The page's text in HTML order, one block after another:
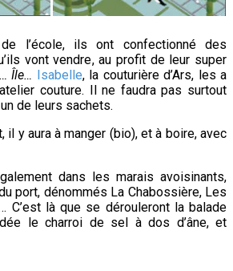
l’école, ils ont confectionné des
vont vendre, au profit de leur super
Île… Isabelle, la couturière d’Ars, les a
couture. Il ne faudra pas surtout
de leurs sachets.
il y aura à manger (bio), et à boire, avec
dans les marais avoisinants,
port, dénommés La Chabossière, Les
C’est là que se dérouleront la balade
le charroi de sel à dos d’âne, et